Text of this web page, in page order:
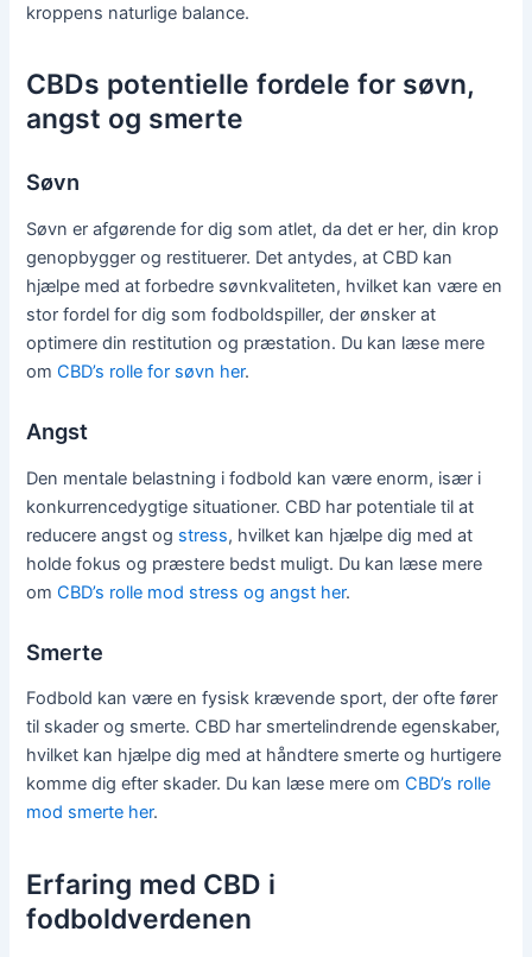
kroppens naturlige balance.
CBDs potentielle fordele for søvn,
angst og smerte
Søvn
Søvn er afgørende for dig som atlet, da det er her, din krop
genopbygger og restituerer. Det antydes, at CBD kan
hjælpe med at forbedre søvnkvaliteten, hvilket kan være en
stor fordel for dig som fodboldspiller, der ønsker at
optimere din restitution og præstation. Du kan læse mere
omCBD’s rolle for søvn her.
Angst
Den mentale belastning i fodbold kan være enorm, især i
konkurrencedygtige situationer. CBD har potentiale til at
reducere angst og stress, hvilket kan hjælpe dig med at
holde fokus og præstere bedst muligt. Du kan læse mere
omCBD’s rolle mod stress og angst her.
Smerte
Fodbold kan være en fysisk krævende sport, der ofte fører
til skader og smerte. CBD har smertelindrende egenskaber,
hvilket kan hjælpe dig med at håndtere smerte og hurtigere
komme dig efter skader. Du kan læse mere omCBD’s rolle
mod smerte her.
Erfaring med CBD i
fodboldverdenen